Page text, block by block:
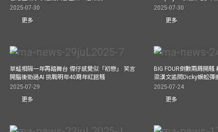
2025-07-30
更多
2025-07-30
更多
草蜢相隔一年再踏舞台 傑仔感覺似「初戀」 笑言
開腦後勁過AI 挑戰明年40周年紅館騷
2025-07-29
更多
BIG FOUR倒數兩周開
梁漢文追問Dicky蜈蚣彈
2025-07-24
更多